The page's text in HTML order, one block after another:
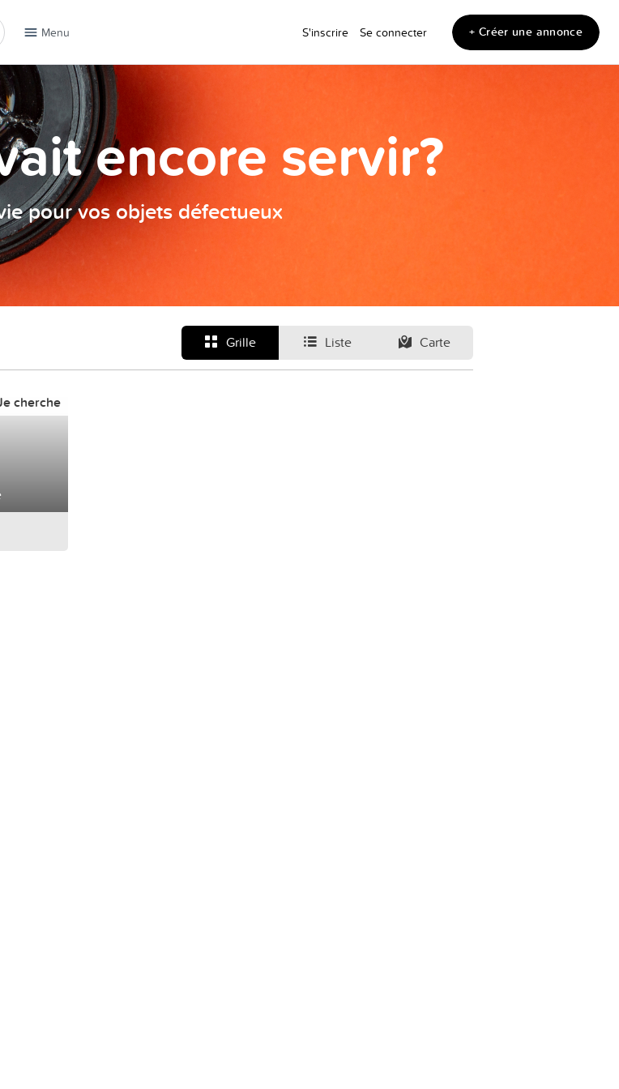
Menu S'inscrire Se connecter + Créer une annonce
encore servir?
pour vos objets défectueux
Grille Liste Carte
cherche